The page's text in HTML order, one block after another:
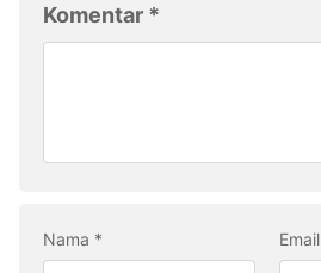
Komentar *
Nama * Email